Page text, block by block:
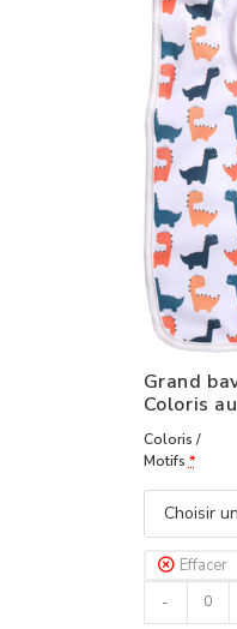
Grand
Coloris
Coloris /
Motifs *
Effacer
-